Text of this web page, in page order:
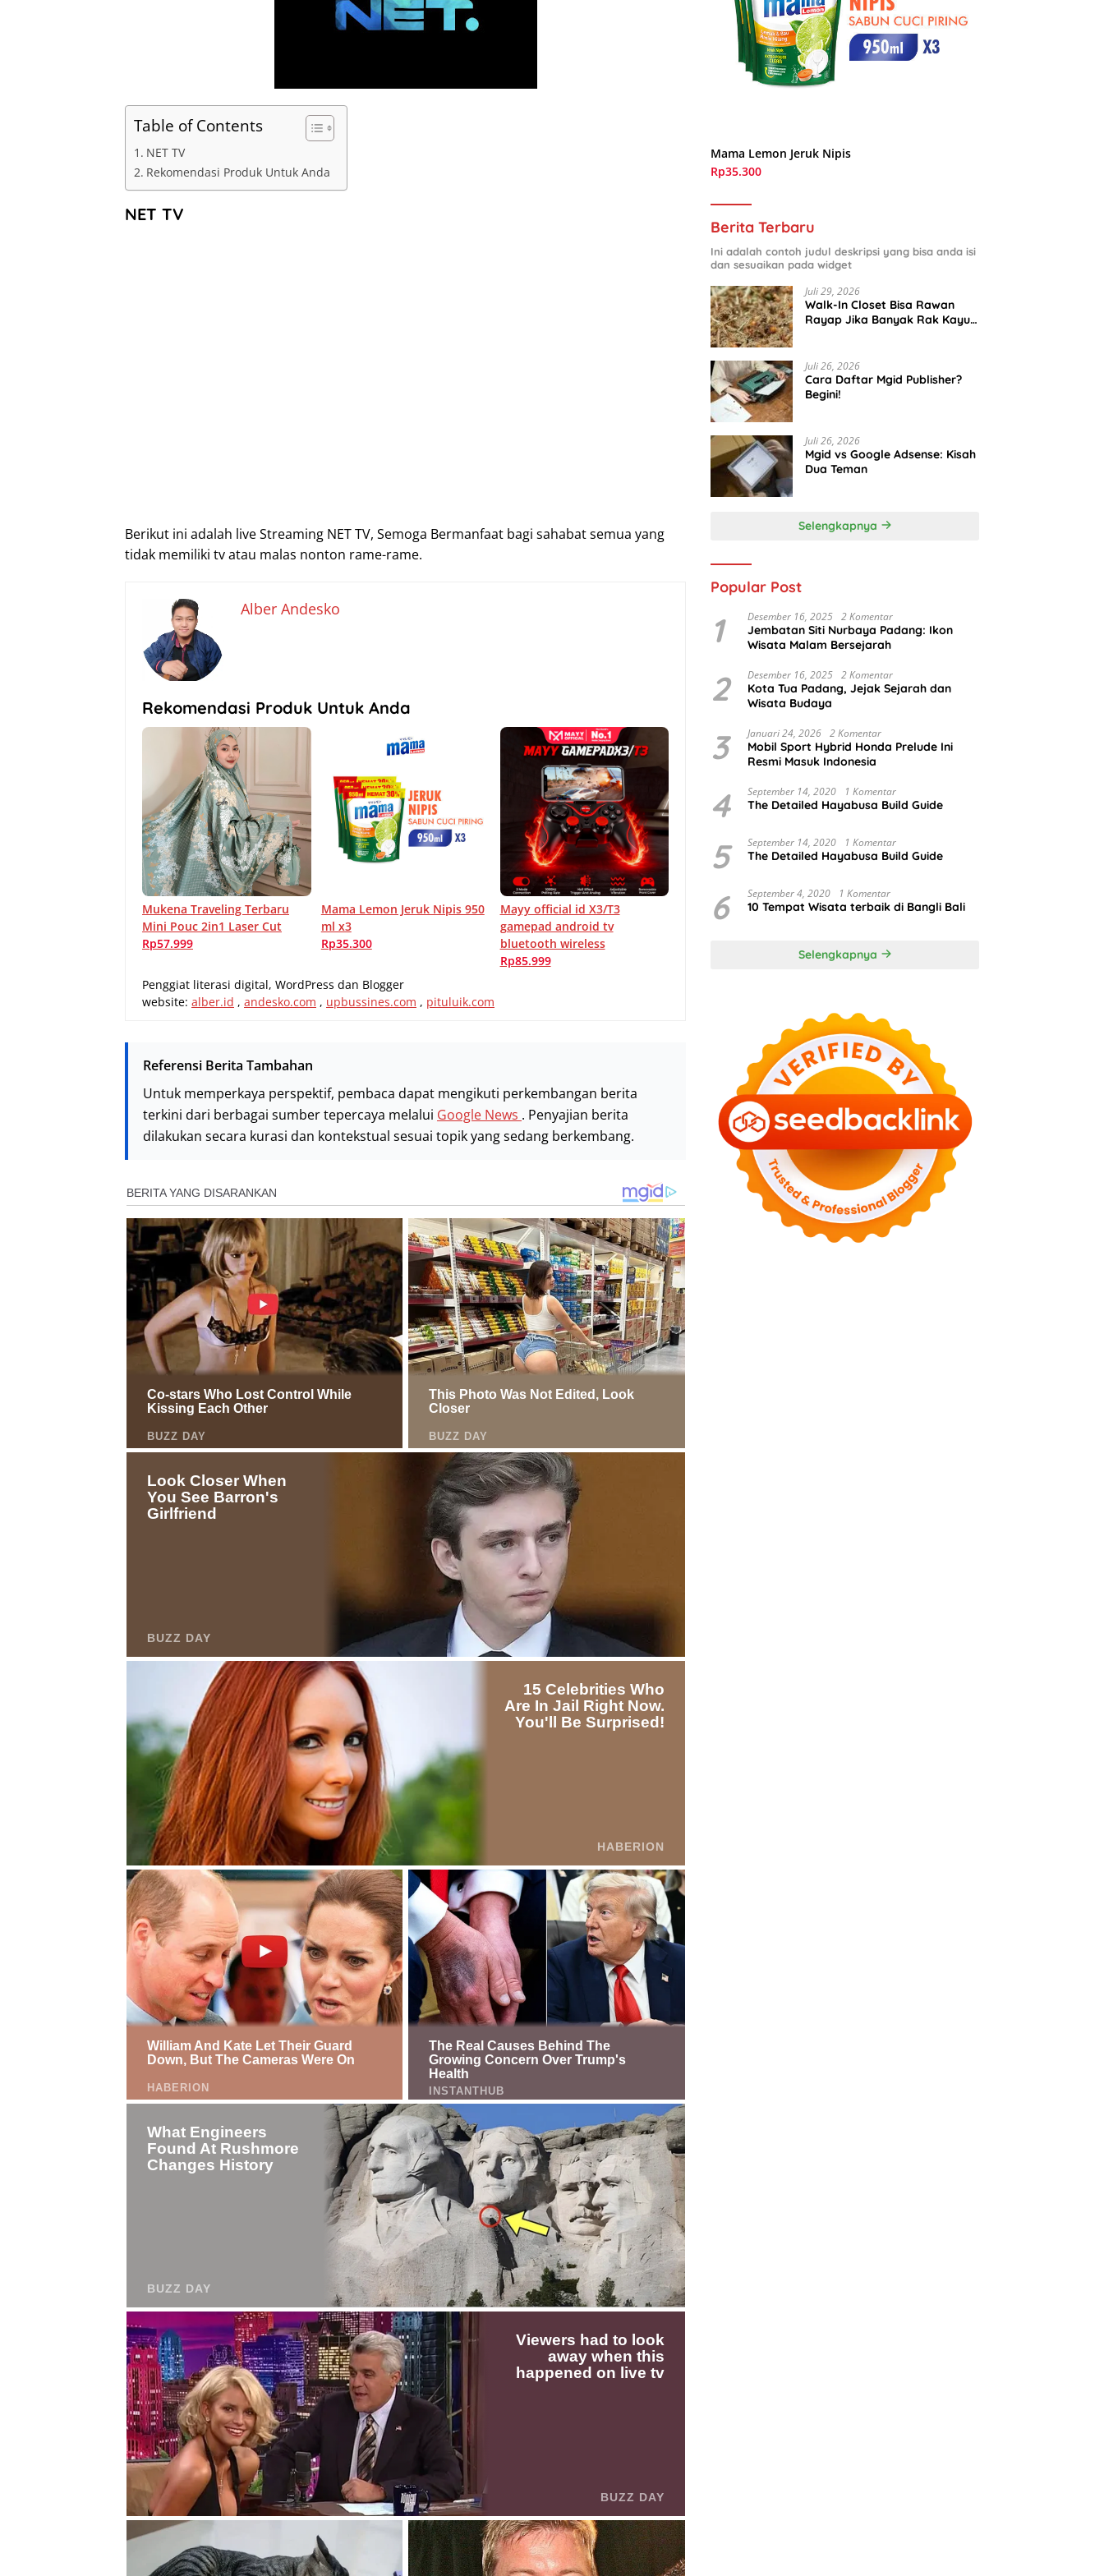
Table of Contents
NET TV
Rekomendasi Produk Untuk Anda
NET TV
Berikut ini adalah live Streaming NET TV, Semoga Bermanfaat bagi sahabat semua yang
tidak memiliki tv atau malas nonton rame-rame.
Alber Andesko
Rekomendasi Produk Untuk Anda
Mukena Traveling Terbaru
Mini Pouc 2in1 Laser Cut
Rp57.999
Mama Lemon Jeruk Nipis 950
ml x3
Rp35.300
Mayy official id X3/T3
gamepad android tv
bluetooth wireless
Rp85.999
Penggiat literasi digital, WordPress dan Blogger
website: alber.id , andesko.com , upbussines.com , pituluik.com
Referensi Berita Tambahan
Untuk memperkaya perspektif, pembaca dapat mengikuti perkembangan berita
terkini dari berbagai sumber tepercaya melalui Google News . Penyajian berita
dilakukan secara kurasi dan kontekstual sesuai topik yang sedang berkembang.
Mama Lemon Jeruk Nipis
Rp35.300
Berita Terbaru
Ini adalah contoh judul deskripsi yang bisa anda isi
dan sesuaikan pada widget
Juli 29, 2026
Walk-In Closet Bisa Rawan
Rayap Jika Banyak Rak Kayu
Juli 26, 2026
Cara Daftar Mgid Publisher?
Begini!
Juli 26, 2026
Mgid vs Google Adsense: Kisah
Dua Teman
Selengkapnya
Popular Post
1 Desember 16, 2025 2 Komentar
Jembatan Siti Nurbaya Padang: Ikon
Wisata Malam Bersejarah
2 Desember 16, 2025 2 Komentar
Kota Tua Padang, Jejak Sejarah dan
Wisata Budaya
3 Januari 24, 2026 2 Komentar
Mobil Sport Hybrid Honda Prelude Ini
Resmi Masuk Indonesia
4 September 14, 2020 1 Komentar
The Detailed Hayabusa Build Guide
5 September 14, 2020 1 Komentar
The Detailed Hayabusa Build Guide
6 September 4, 2020 1 Komentar
10 Tempat Wisata terbaik di Bangli Bali
Selengkapnya